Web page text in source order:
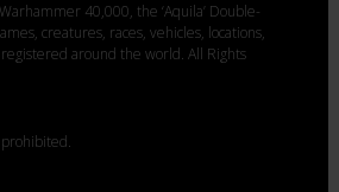
40,000, the ‘Aquila’ Double-
creatures, races, vehicles, locations,
around the world. All Rights